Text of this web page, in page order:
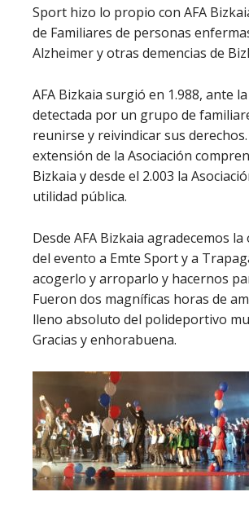
Sport hizo lo propio con AFA
de Familiares de personas
Alzheimer y otras demencias de
AFA Bizkaia surgió en 1.988, ante
detectada por un grupo de
reunirse y reivindicar sus
extensión de la Asociación
Bizkaia y desde el 2.003 la
utilidad pública.
Desde AFA Bizkaia agradecemos
del evento a Emte Sport y a
acogerlo y arroparlo y hacernos
Fueron dos magníficas horas de
lleno absoluto del polideportivo
Gracias y enhorabuena.